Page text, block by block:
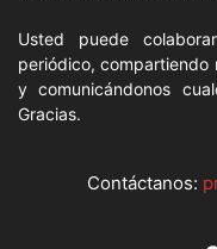
Usted puede
periódico, compartiendo
y comunicándonos
Gracias.
Contáctanos: